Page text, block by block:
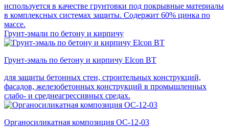
используется в качестве грунтовки под покрывные материалы
в комплексных системах защиты. Cодержит 60% цинка по
массе.
Грунт-эмали по бетону и кирпичу
Грунт-эмаль по бетону и кирпичу Elcon BT
для защиты бетонных стен, строительных конструкций,
фасадов, железобетонных конструкций в промышленных
слабо- и среднеагрессивных средах.
Органосиликатная композиция ОС-12-03